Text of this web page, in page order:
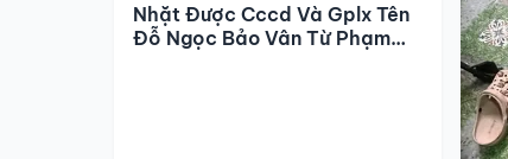
Nhặt Được Cccd Và Gplx Tên
Đỗ Ngọc Bảo Vân Từ Phạm